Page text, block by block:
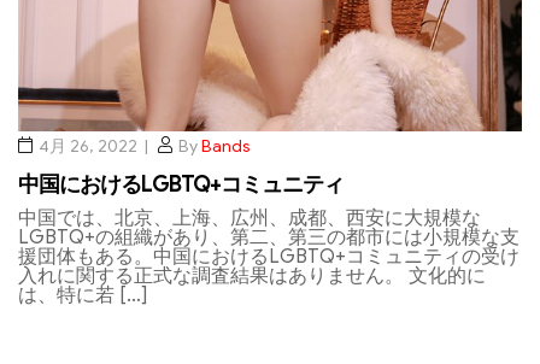
4月 26, 2022 ByBands
中国におけるLGBTQ+コミュニティ
中国では、北京、上海、広州、成都、西安に大規模な
LGBTQ+の組織があり、第二、第三の都市には小規模な支
援団体もある。中国におけるLGBTQ+コミュニティの受け
入れに関する正式な調査結果はありません。 文化的に
は、特に若 […]